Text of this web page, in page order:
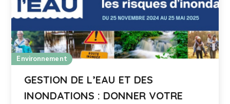
Environnement
GESTION DE L’EAU ET DES
INONDATIONS : DONNER VOTRE